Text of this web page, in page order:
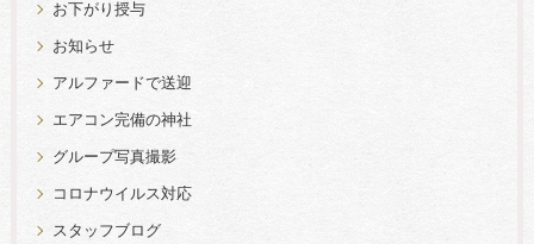
お下がり授与
お知らせ
アルファードで送迎
エアコン完備の神社
グループ写真撮影
コロナウイルス対応
スタッフブログ